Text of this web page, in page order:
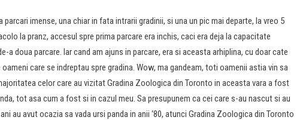
imense, una chiar in fata intrarii gradinii, si una un pic mai departe, la vreo 5
la pranz, accesul spre prima parcare era inchis, caci era deja la capacitate
a doua parcare. Iar cand am ajuns in parcare, era si aceasta arhiplina, cu doar cate
care se indreptau spre gradina. Wow, ma gandeam, toti oamenii astia vin sa
celor care au vizitat Gradina Zoologica din Toronto in aceasta vara a fost
tot asa cum a fost si in cazul meu. Sa presupunem ca cei care s-au nascut si au
au avut ocazia sa vada ursi panda in anii ‘80, atunci Gradina Zoologica din Toronto